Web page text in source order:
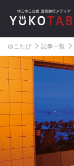
ゆこたび 記事一覧